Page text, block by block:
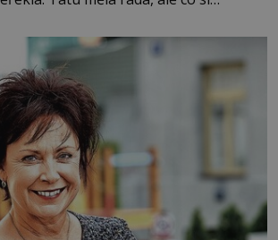
Tehdy byla jiná doba, když